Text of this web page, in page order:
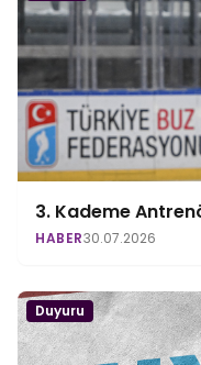
3. Kademe
HABER30.07.2026
Duyuru